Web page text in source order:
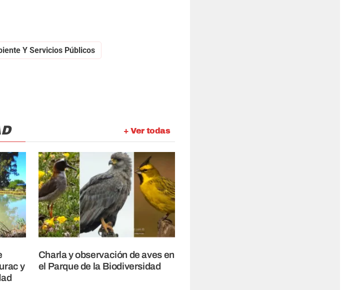
Y Servicios Públicos
+ Ver todas
y
Charla y observación de aves en
el Parque de la Biodiversidad